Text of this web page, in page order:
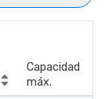
Capacidad
máx.